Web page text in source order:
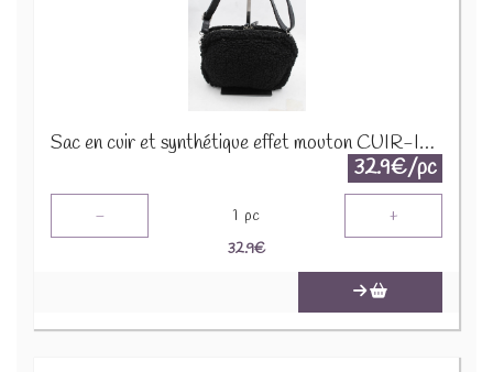
Sac en cuir et synthétique effet mouton CUIR-IT-939 Noir
32.9€/pc
- 1 pc +
32.9€